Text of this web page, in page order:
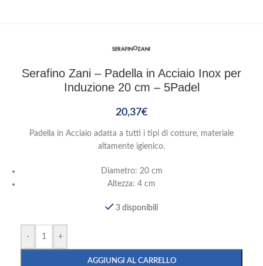
Serafino Zani – Padella in Acciaio Inox per
Induzione 20 cm – 5Padel
20,37€
Padella in Acciaio adatta a tutti i tipi di cotture, materiale
altamente igienico.
Diametro: 20 cm
Altezza: 4 cm
3 disponibili
- +
AGGIUNGI AL CARRELLO